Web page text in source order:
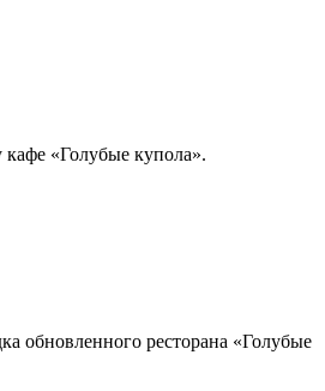
«Голубые купола».
обновленного ресторана «Голубые